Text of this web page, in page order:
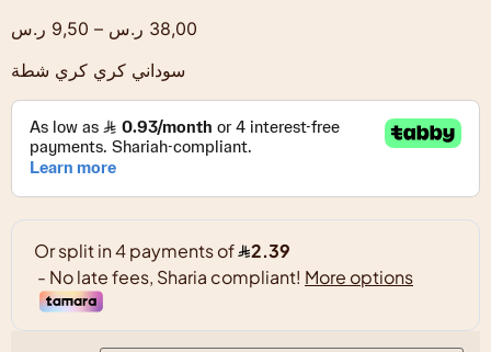
9,50 ر.س – 38,00 ر.س
سوداني كري كري شطة